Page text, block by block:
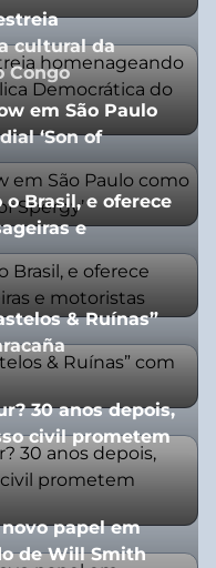
cultural da
Congo
em São Paulo
‘Son of
Brasil, e oferece
e
& Ruínas”
30 anos depois,
civil prometem
papel em
de Will Smith